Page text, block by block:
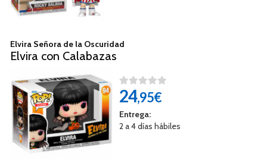
Elvira Señora de la Oscuridad
Elvira con Calabazas
24,95€
Entrega:
2 a 4 días hábiles